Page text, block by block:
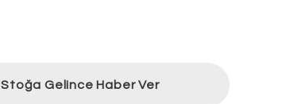
Stoğa Gelince Haber Ver